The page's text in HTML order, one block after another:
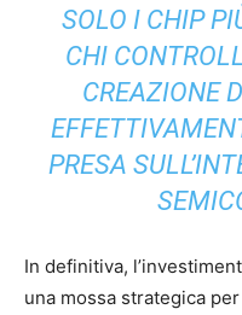
SOLO I CHIP
CHI
CREAZIONE
PRESA
In definitiva,
una mossa strategica